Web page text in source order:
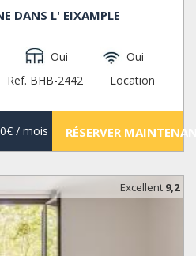
DANS L' EIXAMPLE
Oui
Oui
Ref. BHB-2442
Location
/ mois RÉSERVER
Excellent 9,2